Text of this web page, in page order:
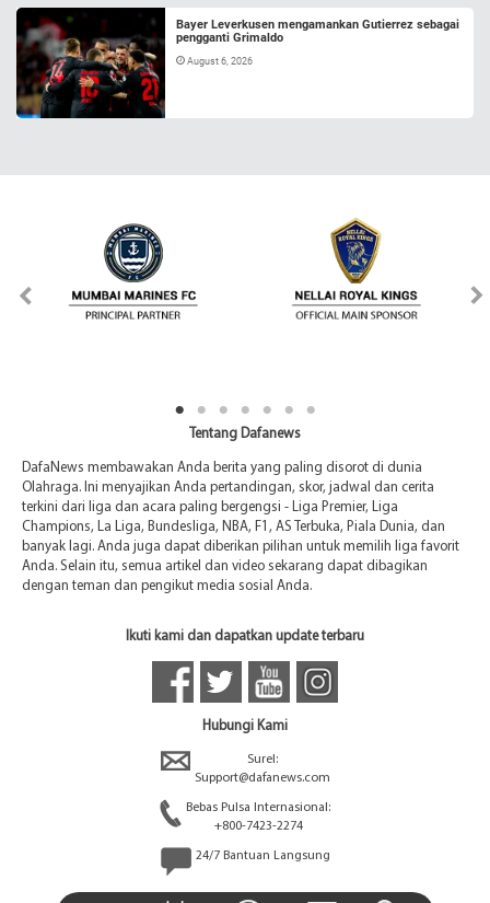
Bayer Leverkusen mengamankan Gutierrez sebagai
pengganti Grimaldo
August 6, 2026
Tentang Dafanews
DafaNews membawakan Anda berita yang paling disorot di dunia
Olahraga. Ini menyajikan Anda pertandingan, skor, jadwal dan cerita
terkini dari liga dan acara paling bergengsi - Liga Premier, Liga
Champions, La Liga, Bundesliga, NBA, F1, AS Terbuka, Piala Dunia, dan
banyak lagi. Anda juga dapat diberikan pilihan untuk memilih liga favorit
Anda. Selain itu, semua artikel dan video sekarang dapat dibagikan
dengan teman dan pengikut media sosial Anda.
Ikuti kami dan dapatkan update terbaru
Hubungi Kami
Surel:
Support@dafanews.com
Bebas Pulsa Internasional:
+800-7423-2274
24/7 Bantuan Langsung